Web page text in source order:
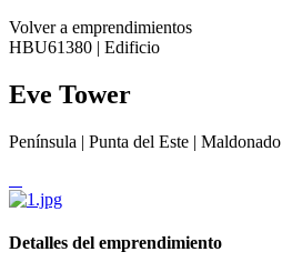
Volver a emprendimientos
HBU61380 | Edificio
Eve Tower
Península | Punta del Este | Maldonado
Detalles del emprendimiento